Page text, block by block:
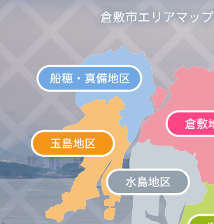
倉敷市エリアマップ